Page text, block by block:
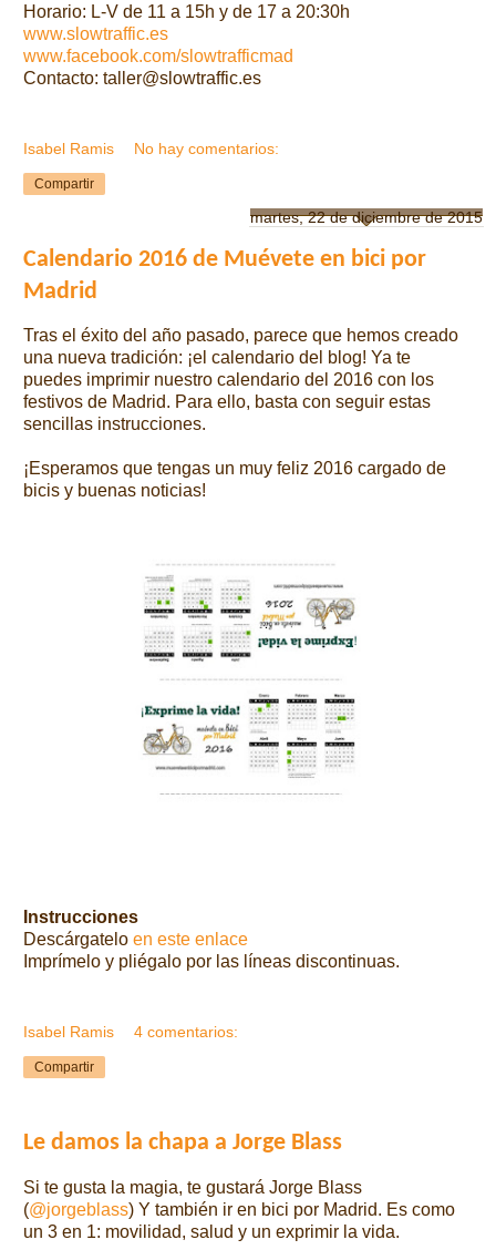
Horario: L-V de 11 a 15h y de 17 a 20:30h
www.slowtraffic.es
www.facebook.com/slowtrafficmad
Contacto: taller@slowtraffic.es
Isabel Ramis No hay comentarios:
Compartir
martes, 22 de diciembre de 2015
Calendario 2016 de Muévete en bici por
Madrid
Tras el éxito del año pasado, parece que hemos creado
una nueva tradición: ¡el calendario del blog! Ya te
puedes imprimir nuestro calendario del 2016 con los
festivos de Madrid. Para ello, basta con seguir estas
sencillas instrucciones.
¡Esperamos que tengas un muy feliz 2016 cargado de
bicis y buenas noticias!
Instrucciones
Descárgatelo en este enlace
Imprímelo y pliégalo por las líneas discontinuas.
Isabel Ramis 4 comentarios:
Compartir
Le damos la chapa a Jorge Blass
Si te gusta la magia, te gustará Jorge Blass
(@jorgeblass) Y también ir en bici por Madrid. Es como
un 3 en 1: movilidad, salud y un exprimir la vida.